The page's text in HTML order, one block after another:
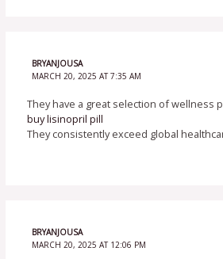
BRYANJOUSA
MARCH 20, 2025 AT 7:35 AM
They have a great selection of wellness
buy lisinopril pill
They consistently exceed global
BRYANJOUSA
MARCH 20, 2025 AT 12:06 PM